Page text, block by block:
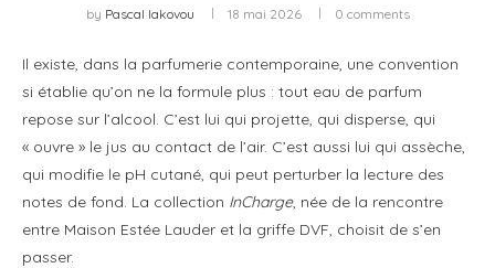
by Pascal Iakovou 18 mai 2026 0 comments
Il existe, dans la parfumerie contemporaine, une convention
si établie qu’on ne la formule plus : tout eau de parfum
repose sur l’alcool. C’est lui qui projette, qui disperse, qui
« ouvre » le jus au contact de l’air. C’est aussi lui qui assèche,
qui modifie le pH cutané, qui peut perturber la lecture des
notes de fond. La collection InCharge, née de la rencontre
entre Maison Estée Lauder et la griffe DVF, choisit de s’en
passer.